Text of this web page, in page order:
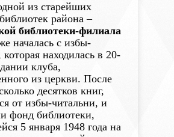
из старейших
района –
библиотеки-филиала
началась с избы-
находилась в 20-
клуба,
из церкви. После
десятков книг,
от избы-читальни, и
фонд библиотеки,
5 января 1948 года на